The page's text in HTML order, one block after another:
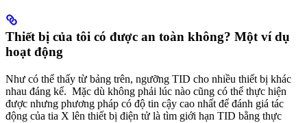
Thiết bị của tôi có được an toàn không? Một ví dụ
hoạt động
Như có thể thấy từ bảng trên, ngưỡng TID cho nhiều thiết bị khác
nhau đáng kể. Mặc dù không phải lúc nào cũng có thể thực hiện
được nhưng phương pháp có độ tin cậy cao nhất để đánh giá tác
động của tia X lên thiết bị điện tử là tìm giới hạn TID bằng thực